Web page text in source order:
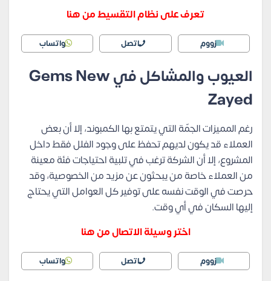
تعرف على نظام التقسيط من هنا
زووم اتصل واتساب
العيوب والمشاكل في Gems New
Zayed
رغم المميزات الجمّة التي يتمتع بها الكمبوند، إلا أن بعض
العملاء قد يكون لديهم تحفظ على وجود الفلل فقط داخل
المشروع، إلا أن الشركة ترغب في تلبية احتياجات فئة معينة
من العملاء خاصة من يبحثون عن مزيد من الخصوصية، وقد
حرصت في الوقت نفسه على توفير كل العوامل التي يحتاج
إليها السكان في أي وقت.
اختر وسيلة الاتصال من هنا
زووم اتصل واتساب